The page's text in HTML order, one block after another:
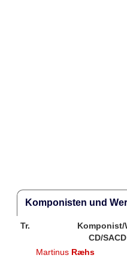
Komponisten und
Tr. Komponist/
CD/
Martinus Ræhs